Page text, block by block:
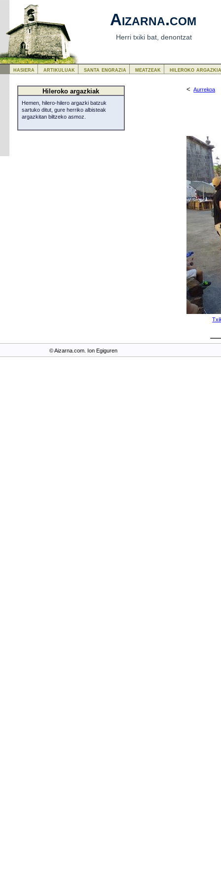
Aizarna.com
Herri txiki bat, denontzat
<Aurrekoa
Hileroko argazkiak
Hemen, hilero-hilero argazki batzuk
sartuko ditut, gure herriko albisteak
argazkitan biltzeko asmoz.
hasiera artikuluak santa engrazia meatzeak hileroko
© Aizarna.com. Ion Egiguren